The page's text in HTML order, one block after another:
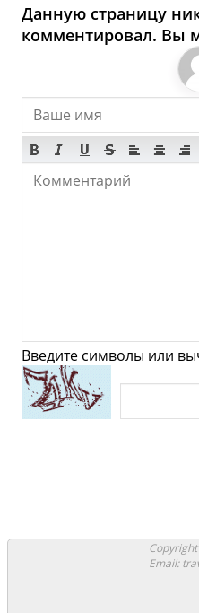
Garessio -
Продукты
Супермаркеты
Мода
Музеи
Синагоги
Аттракционы
Данную страницу
комментировал. Вы
Введите символы или
Copyright
Email: